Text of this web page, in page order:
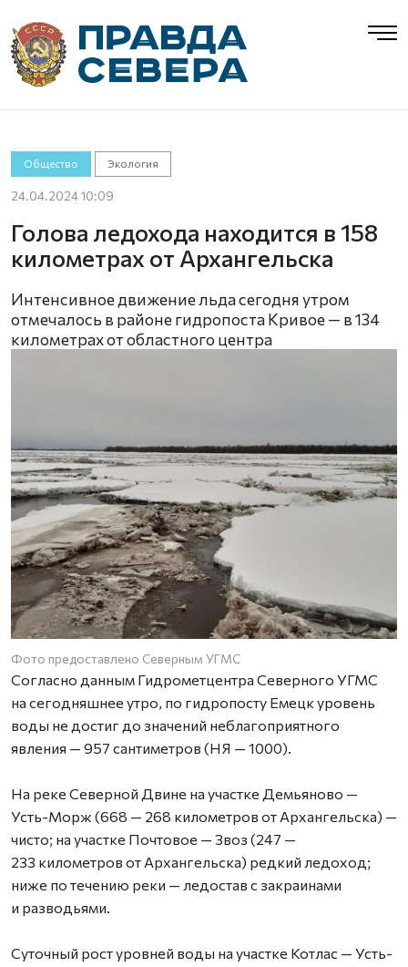
Общество Экология
24.04.2024 10:09
Голова ледохода находится в 158
километрах от Архангельска
Интенсивное движение льда сегодня утром
отмечалось в районе гидропоста Кривое — в 134
километрах от областного центра
Фото предоставлено Северным УГМС
Согласно данным Гидрометцентра Северного УГМС
на сегодняшнее утро, по гидропосту Емецк уровень
воды не достиг до значений неблагоприятного
явления — 957 сантиметров (НЯ — 1000).
На реке Северной Двине на участке Демьяново —
Усть-Морж (668 — 268 километров от Архангельска) —
чисто; на участке Почтовое — Звоз (247 —
233 километров от Архангельска) редкий ледоход;
ниже по течению реки — ледостав с закраинами
и разводьями.
Суточный рост уровней воды на участке Котлас — Усть-